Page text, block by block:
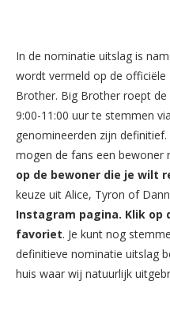
In de nominatie uitslag is
wordt vermeld op de officiële
Brother. Big Brother roept
9:00-11:00 uur te stemmen
genomineerden zijn
mogen de fans een bewoner
op de bewoner die je wilt
keuze uit Alice, Tyron of
Instagram pagina. Klik op
favoriet. Je kunt nog
definitieve nominatie uitslag
huis waar wij natuurlijk